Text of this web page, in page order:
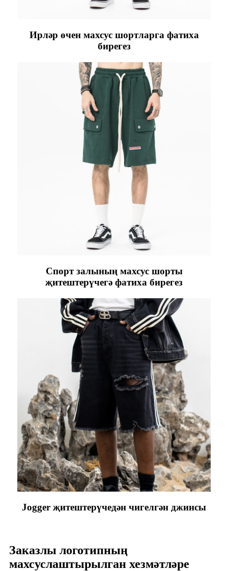
Ирләр өчен махсус шортларга фатиха
бирегез
Спорт залының махсус шорты
җитештерүчегә фатиха бирегез
Jogger җитештерүчедән чигелгән джинсы
Заказлы логотипның
махсуслаштырылган хезмәтләре